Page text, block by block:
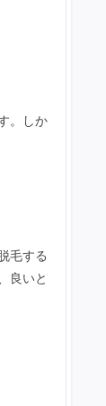
。しか
毛する
良いと